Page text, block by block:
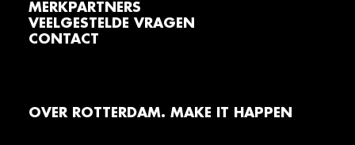
MERKPARTNERS
VEELGESTELDE VRAGEN
CONTACT
OVER ROTTERDAM. MAKE IT HAPPEN